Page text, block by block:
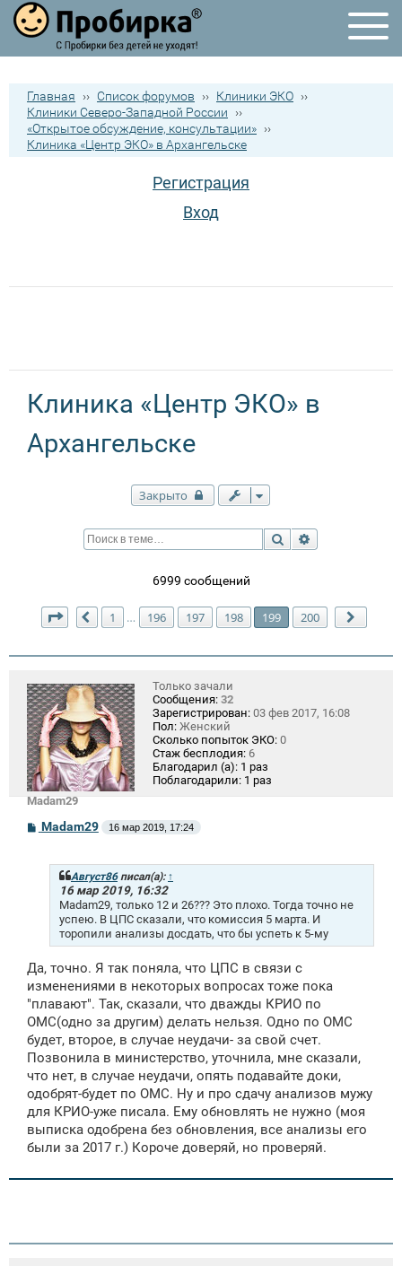
Главная ›› Список форумов ›› Клиники ЭКО ››
Клиники Северо-Западной России
››
«Открытое обсуждение, консультации» ››
Клиника «Центр ЭКО» в Архангельске
Регистрация
Вход
Клиника «Центр ЭКО» в
Архангельске
Закрыто
Поиск
6999 сообщений
Страница 199 из200
Пред.
1 … 196 197 198 199 200
Madam29
Только зачали
Сообщения: 32
Зарегистрирован: 03 фев 2017, 16:08
Пол: Женский
Сколько попыток ЭКО: 0
Стаж бесплодия: 6
Благодарил (а): 1 раз
Поблагодарили: 1 раз
СMadam29 16 мар 2019, 17:24
Август86писал(а): ↑
16 мар 2019, 16:32
Madam29, только 12 и 26??? Это плохо. Тогда точно не
успею. В ЦПС сказали, что комиссия 5 марта. И
торопили анализы досдать, что бы успеть к 5-му
Да, точно. Я так поняла, что ЦПС в связи с
изменениями в некоторых вопросах тоже пока
"плавают". Так, сказали, что дважды КРИО по
ОМС(одно за другим) делать нельзя. Одно по ОМС
будет, второе, в случае неудачи- за свой счет.
Позвонила в министерство, уточнила, мне сказали,
что нет, в случае неудачи, опять подавайте доки,
одобрят-будет по ОМС. Ну и про сдачу анализов мужу
для КРИО-уже писала. Ему обновлять не нужно (моя
выписка одобрена без обновления, все анализы его
были за 2017 г.) Короче доверяй, но проверяй.